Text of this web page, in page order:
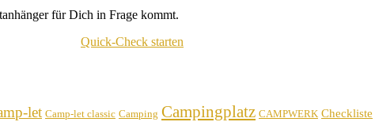
für Dich in Frage kommt.
Quick-Check starten
let Camp-let classic Camping Campingplatz CAMPWERK Checkliste